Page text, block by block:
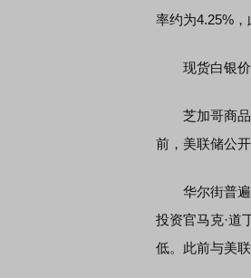
率约为4.25%
现货白银价
芝加哥商品
前，美联储公
华尔街普遍认
投资官马克·道
低。此前与美